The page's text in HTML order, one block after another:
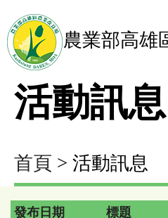
農業部高雄
活動訊息
首頁 > 活動訊息
發布日期 標題